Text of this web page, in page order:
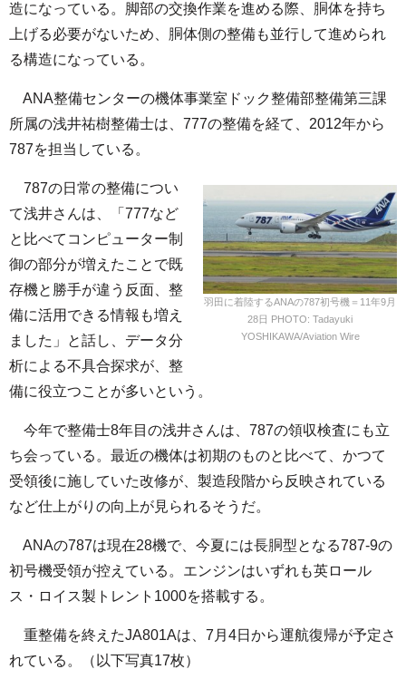
造になっている。脚部の交換作業を進める際、胴体を持ち
上げる必要がないため、胴体側の整備も並行して進められ
る構造になっている。
ANA整備センターの機体事業室ドック整備部整備第三課
所属の浅井祐樹整備士は、777の整備を経て、2012年から
787を担当している。
羽田に着陸するANAの787初号機＝11年9月
28日 PHOTO: Tadayuki
YOSHIKAWA/Aviation Wire
787の日常の整備につい
て浅井さんは、「777など
と比べてコンピューター制
御の部分が増えたことで既
存機と勝手が違う反面、整
備に活用できる情報も増え
ました」と話し、データ分
析による不具合探求が、整
備に役立つことが多いという。
今年で整備士8年目の浅井さんは、787の領収検査にも立
ち会っている。最近の機体は初期のものと比べて、かつて
受領後に施していた改修が、製造段階から反映されている
など仕上がりの向上が見られるそうだ。
ANAの787は現在28機で、今夏には長胴型となる787-9の
初号機受領が控えている。エンジンはいずれも英ロール
ス・ロイス製トレント1000を搭載する。
重整備を終えたJA801Aは、7月4日から運航復帰が予定さ
れている。（以下写真17枚）